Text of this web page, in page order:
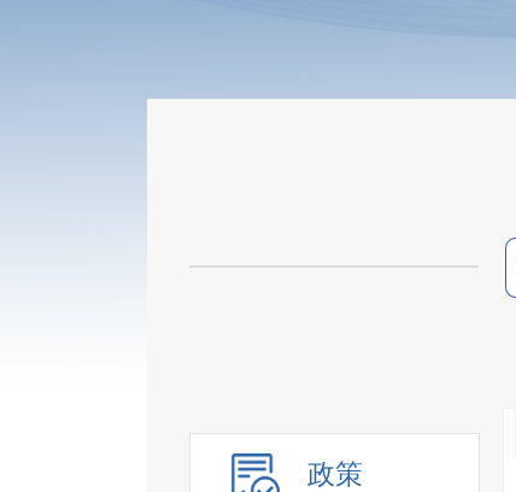
政策